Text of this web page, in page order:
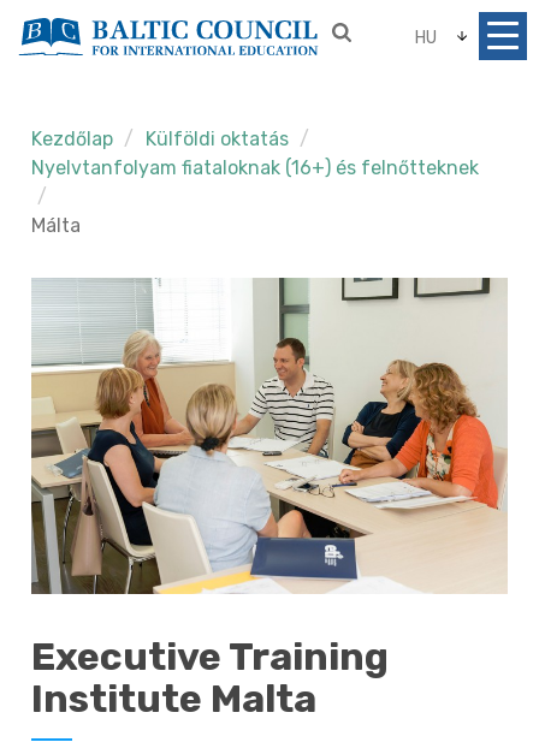
HU
Kezdőlap
Külföldi oktatás
Nyelvtanfolyam fiataloknak (16+) és felnőtteknek
Málta
Executive Training
Institute Malta